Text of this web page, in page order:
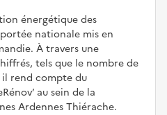
énergétique des
nationale mis en
À travers une
tels que le nombre de
rend compte du
au sein de la
Ardennes Thiérache.